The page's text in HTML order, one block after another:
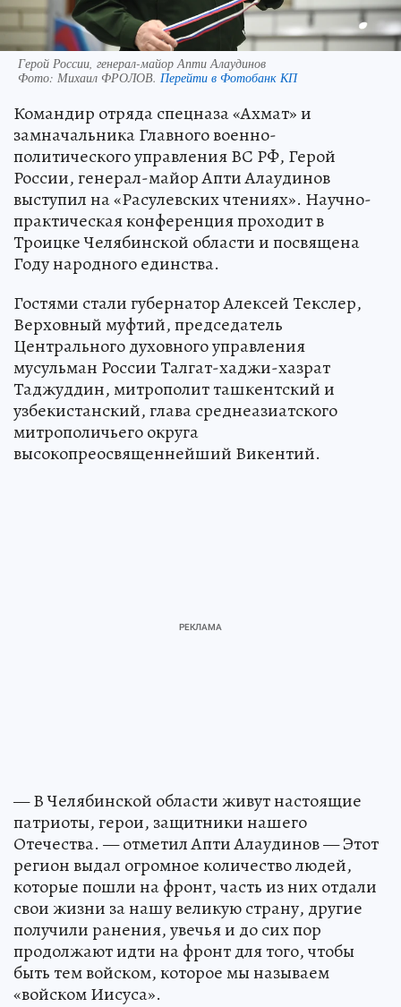
Герой России, генерал-майор Апти Алаудинов
Фото: Михаил ФРОЛОВ. Перейти в Фотобанк КП
Командир отряда спецназа «Ахмат» и
замначальника Главного военно-
политического управления ВС РФ, Герой
России, генерал-майор Апти Алаудинов
выступил на «Расулевских чтениях». Научно-
практическая конференция проходит в
Троицке Челябинской области и посвящена
Году народного единства.
Гостями стали губернатор Алексей Текслер,
Верховный муфтий, председатель
Центрального духовного управления
мусульман России Талгат-хаджи-хазрат
Таджуддин, митрополит ташкентский и
узбекистанский, глава среднеазиатского
митрополичьего округа
высокопреосвященнейший Викентий.
— В Челябинской области живут настоящие
патриоты, герои, защитники нашего
Отечества. — отметил Апти Алаудинов — Этот
регион выдал огромное количество людей,
которые пошли на фронт, часть из них отдали
свои жизни за нашу великую страну, другие
получили ранения, увечья и до сих пор
продолжают идти на фронт для того, чтобы
быть тем войском, которое мы называем
«войском Иисуса».